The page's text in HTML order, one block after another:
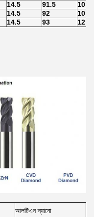
14.5 91.5
10
14.5 92
10
14.5 93 12
আলটিএন ন্যানো